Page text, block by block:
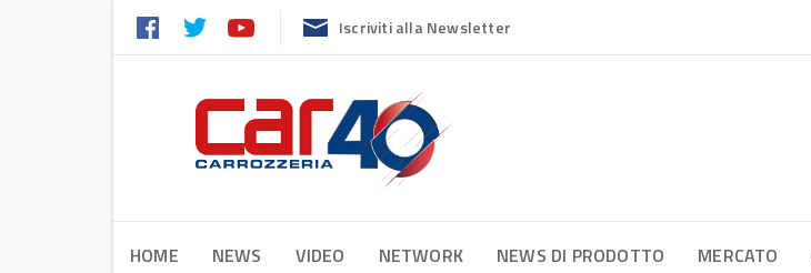
Iscriviti alla Newsletter
HOME NEWS VIDEO NETWORK NEWS DI PRODOTTO MERCATO